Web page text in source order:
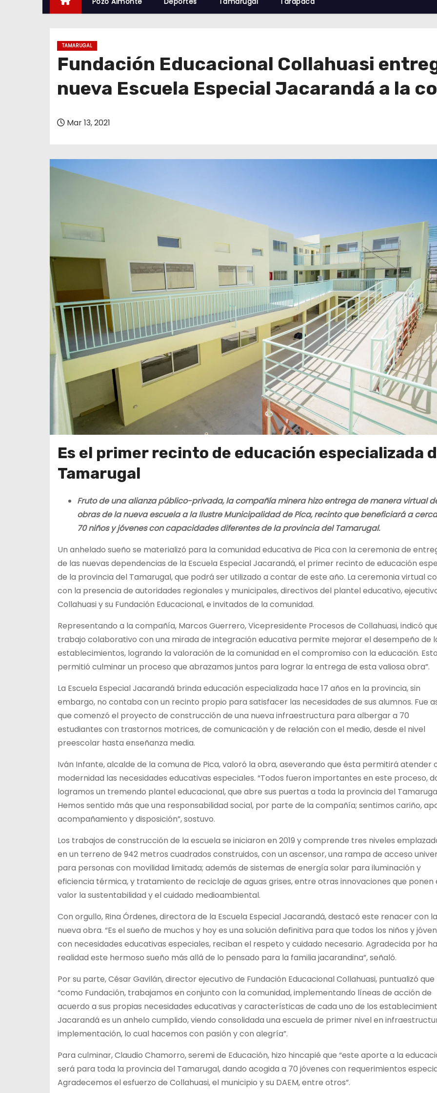
TAMARUGAL
Fundación Educacional Collahuasi
nueva Escuela Especial Jacarandá a la
Mar 13, 2021
Es el primer recinto de educación especializada
Tamarugal
Fruto de una alianza público-privada, la compañía minera hizo entrega de manera virtual
obras de la nueva escuela a la Ilustre Municipalidad de Pica, recinto que beneficiará a
70 niños y jóvenes con capacidades diferentes de la provincia del Tamarugal.
Un anhelado sueño se materializó para la comunidad educativa de Pica con la ceremonia de
de las nuevas dependencias de la Escuela Especial Jacarandá, el primer recinto de educación
de la provincia del Tamarugal, que podrá ser utilizado a contar de este año. La ceremonia virtual
con la presencia de autoridades regionales y municipales, directivos del plantel educativo,
Collahuasi y su Fundación Educacional, e invitados de la comunidad.
Representando a la compañía, Marcos Guerrero, Vicepresidente Procesos de Collahuasi, indicó
trabajo colaborativo con una mirada de integración educativa permite mejorar el desempeño de
establecimientos, logrando la valoración de la comunidad en el compromiso con la educación.
permitió culminar un proceso que abrazamos juntos para lograr la entrega de esta valiosa obra”.
La Escuela Especial Jacarandá brinda educación especializada hace 17 años en la provincia, sin
embargo, no contaba con un recinto propio para satisfacer las necesidades de sus alumnos. Fue
que comenzó el proyecto de construcción de una nueva infraestructura para albergar a 70
estudiantes con trastornos motrices, de comunicación y de relación con el medio, desde el nivel
preescolar hasta enseñanza media.
Iván Infante, alcalde de la comuna de Pica, valoró la obra, aseverando que ésta permitirá atender
modernidad las necesidades educativas especiales. “Todos fueron importantes en este proceso,
logramos un tremendo plantel educacional, que abre sus puertas a toda la provincia del
Hemos sentido más que una responsabilidad social, por parte de la compañía; sentimos cariño,
acompañamiento y disposición”, sostuvo.
Los trabajos de construcción de la escuela se iniciaron en 2019 y comprende tres niveles
en un terreno de 942 metros cuadrados construidos, con un ascensor, una rampa de acceso
para personas con movilidad limitada; además de sistemas de energía solar para iluminación y
eficiencia térmica, y tratamiento de reciclaje de aguas grises, entre otras innovaciones que ponen
valor la sustentabilidad y el cuidado medioambiental.
Con orgullo, Rina Órdenes, directora de la Escuela Especial Jacarandá, destacó este renacer con la
nueva obra. “Es el sueño de muchos y hoy es una solución definitiva para que todos los niños y
con necesidades educativas especiales, reciban el respeto y cuidado necesario. Agradecida por
realidad este hermoso sueño más allá de lo pensado para la familia jacarandina”, señaló.
Por su parte, César Gavilán, director ejecutivo de Fundación Educacional Collahuasi, puntualizó que
“como Fundación, trabajamos en conjunto con la comunidad, implementando líneas de acción de
acuerdo a sus propias necesidades educativas y características de cada uno de los
Jacarandá es un anhelo cumplido, viendo consolidada una escuela de primer nivel en
implementación, lo cual hacemos con pasión y con alegría”.
Para culminar, Claudio Chamorro, seremi de Educación, hizo hincapié que “este aporte a la
será para toda la provincia del Tamarugal, dando acogida a 70 jóvenes con requerimientos
Agradecemos el esfuerzo de Collahuasi, el municipio y su DAEM, entre otros”.